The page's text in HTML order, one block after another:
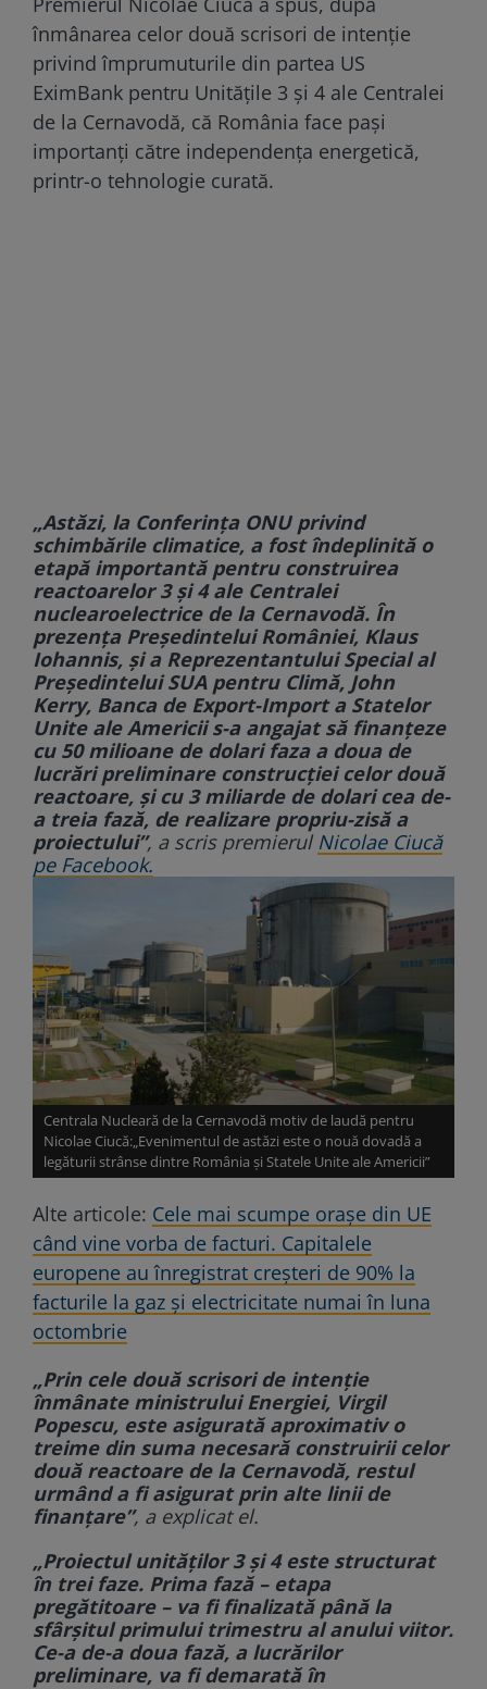
înmânarea celor două scrisori de intenţie
privind împrumuturile din partea US
EximBank pentru Unităţile 3 şi 4 ale Centralei
de la Cernavodă, că România face paşi
importanţi către independenţa energetică,
printr-o tehnologie curată.
„Astăzi, la Conferinţa ONU privind
schimbările climatice, a fost îndeplinită o
etapă importantă pentru construirea
reactoarelor 3 şi 4 ale Centralei
nuclearoelectrice de la Cernavodă. În
prezenţa Preşedintelui României, Klaus
Iohannis, şi a Reprezentantului Special al
Preşedintelui SUA pentru Climă, John
Kerry, Banca de Export-Import a Statelor
Unite ale Americii s-a angajat să finanţeze
cu 50 milioane de dolari faza a doua de
lucrări preliminare construcţiei celor două
reactoare, şi cu 3 miliarde de dolari cea de-
a treia fază, de realizare propriu-zisă a
proiectului”, a scris premierul Nicolae Ciucă
pe Facebook.
Centrala Nucleară de la Cernavodă motiv de laudă pentru
Nicolae Ciucă:„Evenimentul de astăzi este o nouă dovadă a
legăturii strânse dintre România și Statele Unite ale Americii”
Alte articole: Cele mai scumpe orașe din UE
când vine vorba de facturi. Capitalele
europene au înregistrat creșteri de 90% la
facturile la gaz și electricitate numai în luna
octombrie
„Prin cele două scrisori de intenție
înmânate ministrului Energiei, Virgil
Popescu, este asigurată aproximativ o
treime din suma necesară construirii celor
două reactoare de la Cernavodă, restul
urmând a fi asigurat prin alte linii de
finanțare”, a explicat el.
„Proiectul unităților 3 și 4 este structurat
în trei faze. Prima fază – etapa
pregătitoare – va fi finalizată până la
sfârșitul primului trimestru al anului viitor.
Ce-a de-a doua fază, a lucrărilor
preliminare, va fi demarată în